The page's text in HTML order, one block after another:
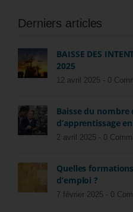
Derniers articles
BAISSE DES
2025
12 avril 2025 - 0
Baisse du nombre
d’apprentissage
2 avril 2025 - 0
Quelles
d’emploi ?
7 février 2025 - 0